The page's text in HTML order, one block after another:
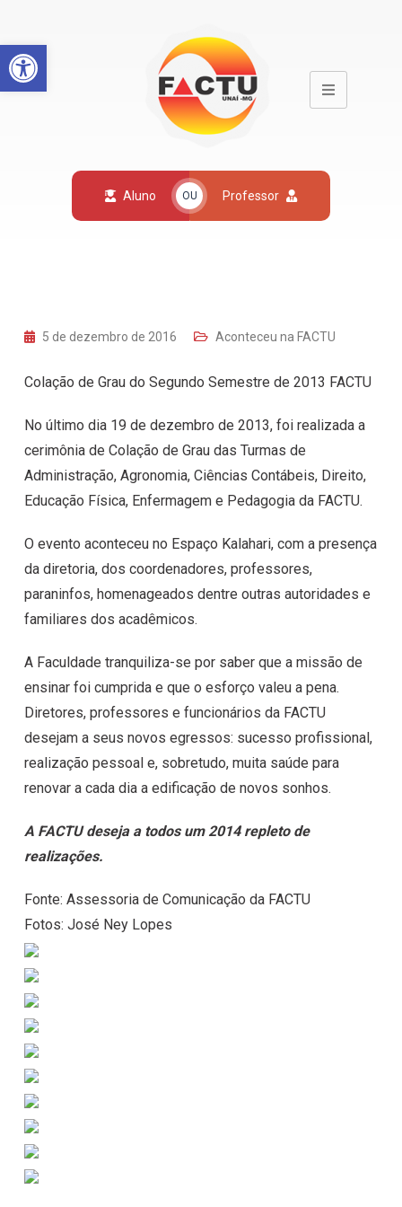
Open toolbar
Aluno OU Professor
5 de dezembro de 2016 Aconteceu na FACTU
Colação de Grau do Segundo Semestre de 2013 FACTU
No último dia 19 de dezembro de 2013, foi realizada a
cerimônia de Colação de Grau das Turmas de
Administração, Agronomia, Ciências Contábeis, Direito,
Educação Física, Enfermagem e Pedagogia da FACTU.
O evento aconteceu no Espaço Kalahari, com a presença
da diretoria, dos coordenadores, professores,
paraninfos, homenageados dentre outras autoridades e
familiares dos acadêmicos.
A Faculdade tranquiliza-se por saber que a missão de
ensinar foi cumprida e que o esforço valeu a pena.
Diretores, professores e funcionários da FACTU
desejam a seus novos egressos: sucesso profissional,
realização pessoal e, sobretudo, muita saúde para
renovar a cada dia a edificação de novos sonhos.
A FACTU deseja a todos um 2014 repleto de
realizações.
Fonte: Assessoria de Comunicação da FACTU
Fotos: José Ney Lopes